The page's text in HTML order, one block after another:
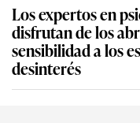
Los expertos en
disfrutan de los
sensibilidad a los
desinterés